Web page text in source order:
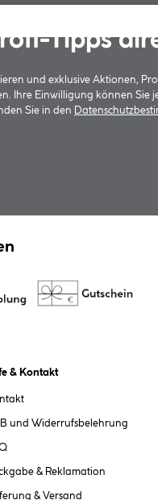
Tipps
und exklusive Aktionen,
Ihre Einwilligung können Sie
Sie in den
& Kontakt
und Widerrufsbelehrung
& Reklamation
& Versand